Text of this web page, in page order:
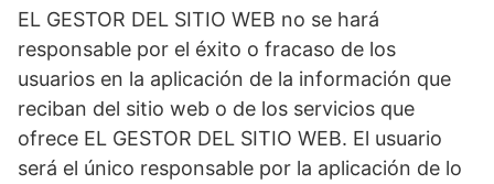
EL GESTOR DEL SITIO WEB no se hará
responsable por el éxito o fracaso de los
usuarios en la aplicación de la información que
reciban del sitio web o de los servicios que
ofrece EL GESTOR DEL SITIO WEB. El usuario
será el único responsable por la aplicación de lo